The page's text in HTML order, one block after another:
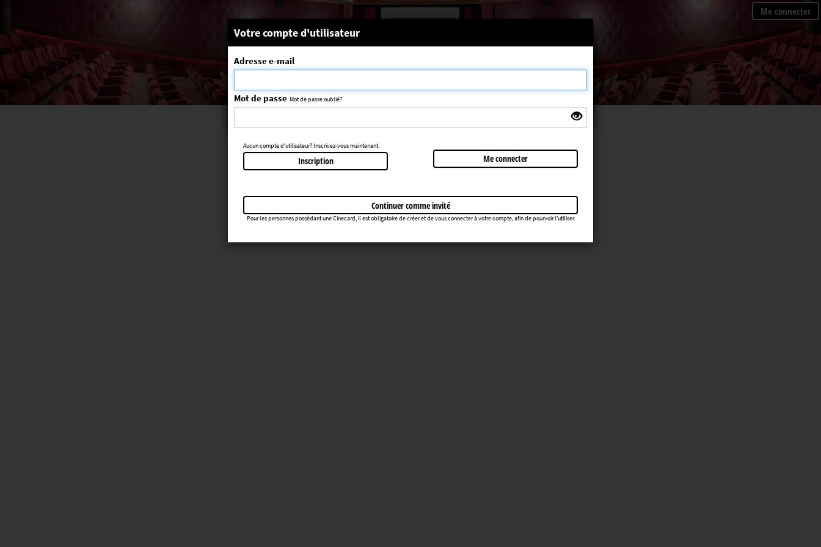
Me connecter
Message système
La séance choisie n'a pas été trouvée
Votre compte d'utilisateur
Adresse e-mail
Mot de passe Mot de passe oublié?
Aucun compte d'utilisateur? Inscrivez-vous maintenant.
Inscription Me connecter
Continuer comme invité
Pour les personnes possédant une Cinecard, il est obligatoire de créer et de vous connecter à votre compte, afin de pourvoir l’utiliser.